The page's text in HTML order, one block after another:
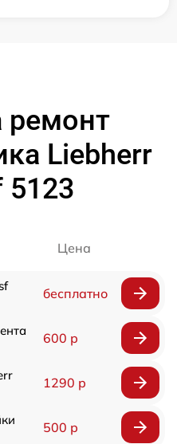
Liebherr
5123
Цена
бесплатно
600 р
1290 р
500 р